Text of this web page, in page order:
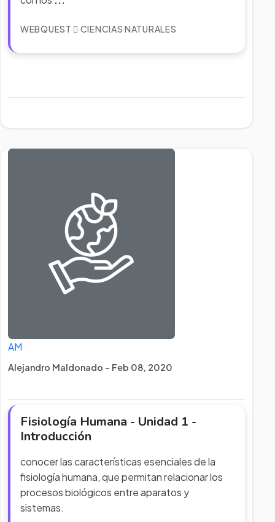
WEBQUEST CIENCIAS NATURALES
AM
Alejandro Maldonado - Feb 08, 2020
Fisiología Humana - Unidad 1 -
Introducción
conocer las características esenciales de la
fisiología humana, que permitan relacionar los
procesos biológicos entre aparatos y
sistemas.